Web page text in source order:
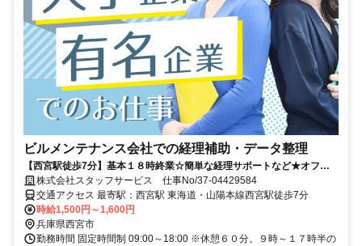
ビルメンテナンス会社での経理補助・データ整理
【西宮駅徒歩7分】基本１８時終業☆簡単な経理サポートなど★オフィ
カジ勤務＊
株式会社スタッフサービス 仕事No/37-04429584
交通アクセス 最寄駅：西宮駅 東海道・山陽本線西宮駅徒歩7分
時給1,500円～1,600円
兵庫県西宮市
勤務時間 固定時間制 09:00～18:00 ※休憩６０分。９時～１７時半の